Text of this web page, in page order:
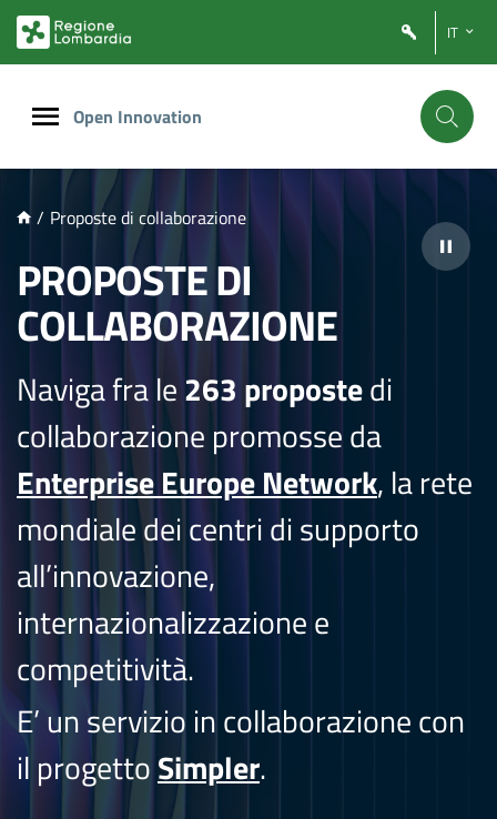
PRINCIPALE
IT
Open Innovation
/ Proposte di collaborazione
PROPOSTE DI
COLLABORAZIONE
Naviga fra le263 propostedi
collaborazione promosse da
Enterprise Europe Network, la rete
mondiale dei centri di supporto
all’innovazione,
internazionalizzazione e
competitività.
E’ un servizio in collaborazione con
il progettoSimpler.